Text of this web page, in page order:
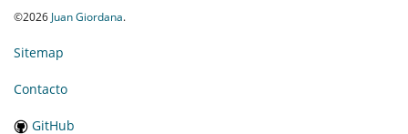
©2026 Juan Giordana.
Sitemap
Contacto
GitHub